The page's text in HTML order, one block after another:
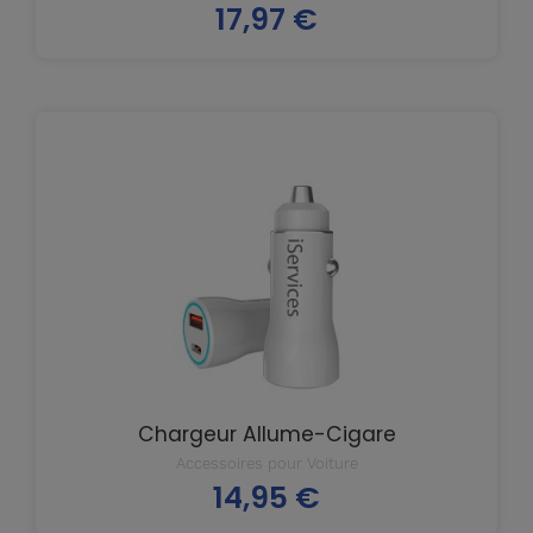
de
base
Prix
17,97 €
Chargeur Allume-Cigare
Accessoires pour Voiture
Prix
14,95 €